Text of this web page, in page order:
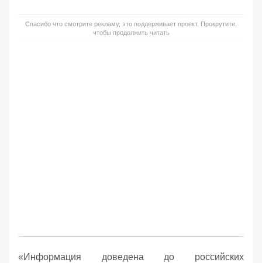
Спасибо что смотрите рекламу, это поддерживает проект. Прокрутите,
чтобы продолжить читать
«Информация доведена до российских